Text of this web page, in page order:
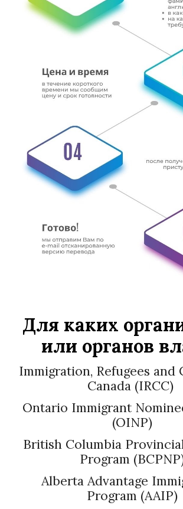
Для каких
или органов
Immigration, Refugees and
Canada (IRCC)
Ontario Immigrant
(OINP)
British Columbia
Program
Alberta Advantage
Program (AAIP)